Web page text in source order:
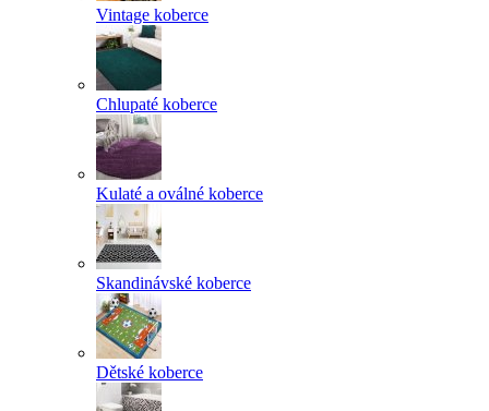
Vintage koberce
Chlupaté koberce
Kulaté a oválné koberce
Skandinávské koberce
Dětské koberce